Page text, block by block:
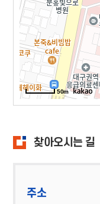
50m
찾아오시는 길
주소